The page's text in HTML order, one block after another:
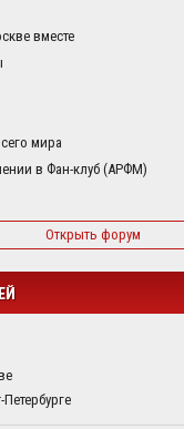
вместе
мира
в Фан-клуб (АРФМ)
Открыть форум